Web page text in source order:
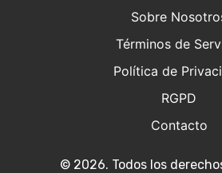
Sobre
Términos de
Política de
RGPD
Contacto
© 2026. Todos los